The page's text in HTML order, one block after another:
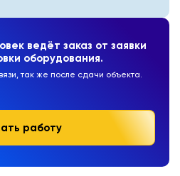
ведёт заказ от заявки
оборудования.
так же после сдачи объекта.
работу